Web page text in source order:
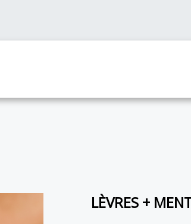
LÈVRES +